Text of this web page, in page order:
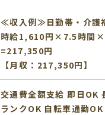
≪収入例≫日勤帯・介護
時給1,610円×7.5時間
=217,350円
【月収：217,350円】
交通費全額支給 即日OK
ランクOK 自転車通勤OK